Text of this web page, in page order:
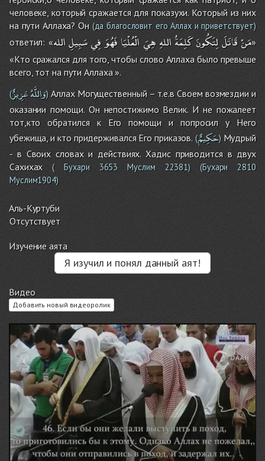
человеке, который сражается для показухи. Который из них
на пути Аллаха? Он (да благословит его Аллах и приветствует)
ответил: « مَنْقَاتَلَلِتَكُونَكَلِمَةُاللهِهِيَالْعُلْيَافَهُوَفِيسَبِيلِالله
»
«Кто сражался для того, чтобы слово Аллаха было превыше
всего, тот на пути Аллаха ».
( وَاللَّهُعَزِيزٌ ) Аллах Могущественный – т.е.в Своем возмездии и
оказании помощи. Он непостижимо Велик. И не пожалеет
тот,кто обратился к Его помощи и попросил у Него
убежища, и кто придерживался Его приказов. (حَكِيمٌ)Мудрый
- в Своих словах и действиях. Хадис приводится в двух
Сахихах ( Бухари 3653 Муслим 22381) (Бухари 2810
Муслим1904)
Аль-Куртуби
Отсутствует
Изучение аята
Я изучил и понял данный аят!
Видео
Добавить новый видеоролик